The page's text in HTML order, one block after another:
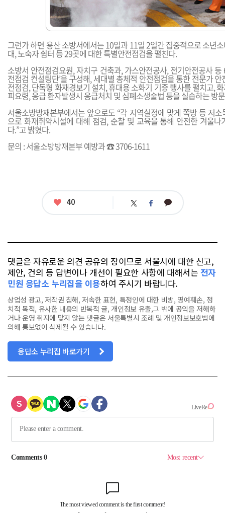
그런가 하면 용산 소방서에서는 10일과 11일 2일간 집중적으로 소년
대, 노숙자 쉼터 등 29곳에 대한 특별안전점검을 펼친다.
소방서 안전점검요원, 자치구 건축과, 가스안전공사, 전기안전공사 등
전점검 컨설팅단’을 구성해, 세대별 총체적 안전점검을 통한 전문가
전점검, 단독형 화재경보기 설치, 휴대용 소화기 기증 행사를 펼치고,
피요령, 응급 환자발생시 응급처치 및 심폐소생술법 등을 실습하는 방
서울소방방재본부에서는 앞으로도 “각 지역실정에 맞게 쪽방 등 저
으로 화재취약시설에 대해 점검, 순찰 및 교육을 통해 안전한 겨울
다.”고 밝혔다.
문의 : 서울소방방재본부 예방과 ☎ 3706-1611
좋
40 트 페 카
댓글은 자유로운 의견 공유의 장이므로 서울시에 대한 신고,
제안, 건의 등 답변이나 개선이 필요한 사항에 대해서는 전자
민원 응답소 누리집을 이용하여 주시기 바랍니다.
상업성 광고, 저작권 침해, 저속한 표현, 특정인에 대한 비방, 명예훼손, 정
치적 목적, 유사한 내용의 반복적 글, 개인정보 유출,그 밖에 공익을 저해하
거나 운영 취지에 맞지 않는 댓글은 서울특별시 조례 및 개인정보보호법에
의해 통보없이 삭제될 수 있습니다.
응답소 누리집 바로가기